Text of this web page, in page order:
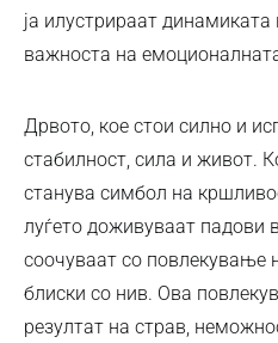
ја илустрираат
важноста на
Дрвото, кое стои силно и
стабилност, сила и живот.
станува симбол на
луѓето доживуваат падови
соочуваат со повлекување
блиски со нив. Ова
резултат на страв,